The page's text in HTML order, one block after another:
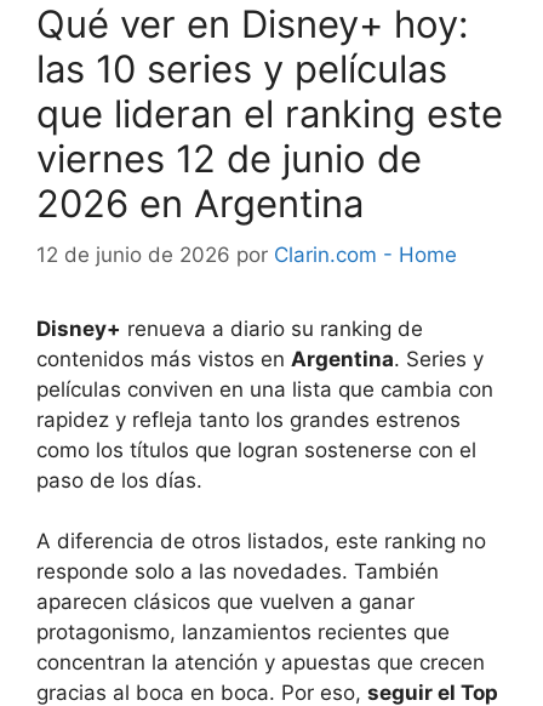
Qué ver en Disney+ hoy:
las 10 series y películas
que lideran el ranking este
viernes 12 de junio de
2026 en Argentina
12 de junio de 2026 por Clarin.com - Home
Disney+ renueva a diario su ranking de
contenidos más vistos en Argentina. Series y
películas conviven en una lista que cambia con
rapidez y refleja tanto los grandes estrenos
como los títulos que logran sostenerse con el
paso de los días.
A diferencia de otros listados, este ranking no
responde solo a las novedades. También
aparecen clásicos que vuelven a ganar
protagonismo, lanzamientos recientes que
concentran la atención y apuestas que crecen
gracias al boca en boca. Por eso, seguir el Top